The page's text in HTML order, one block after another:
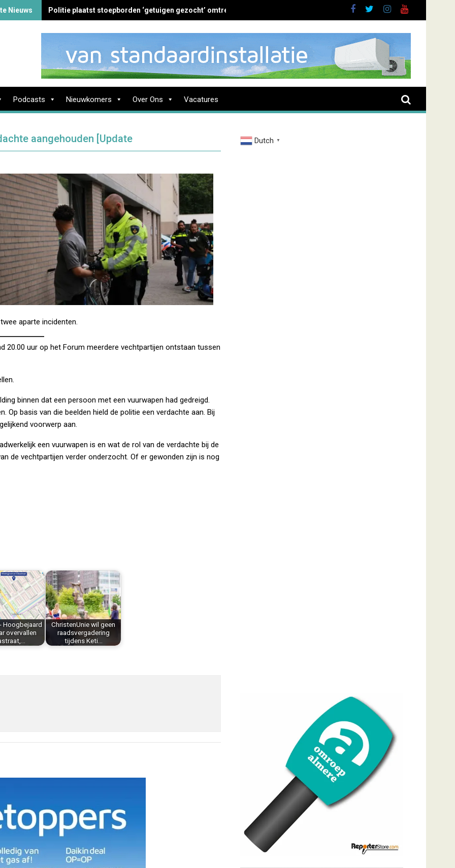
Nieuws Politie plaatst stoepborden ‘getuigen gezocht’ omtrent overval Elbastraat
Podcasts Nieuwkomers Over Ons Vacatures
aangehouden [Update
aparte incidenten.
20.00 uur op het Forum meerdere vechtpartijen ontstaan tussen
binnen dat een persoon met een vuurwapen had gedreigd.
Op basis van die beelden hield de politie een verdachte aan. Bij
voorwerp aan.
een vuurwapen is en wat de rol van de verdachte bij de
de vechtpartijen verder onderzocht. Of er gewonden zijn is nog
Hoogbejaard
overvallen
ChristenUnie wil geen
raadsvergadering
tijdens Keti…
Dutch ▼